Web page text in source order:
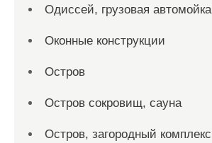
Одиссей, грузовая автомойка
Оконные конструкции
Остров
Остров сокровищ, сауна
Остров, загородный комплекс